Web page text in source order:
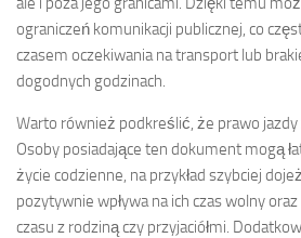
ograniczeń komunikacji publicznej, co
czasem oczekiwania na transport lub
dogodnych godzinach.
Warto również podkreślić, że prawo
Osoby posiadające ten dokument mogą
życie codzienne, na przykład szybciej
pozytywnie wpływa na ich czas wolny
czasu z rodziną czy przyjaciółmi.